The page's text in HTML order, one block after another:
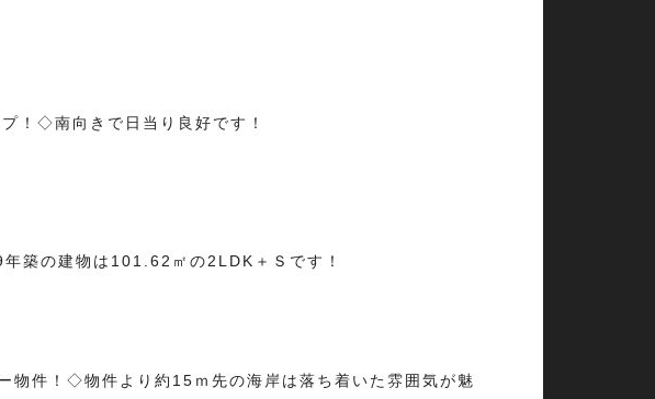
！◇南向きで日当り良好です！
築の建物は101.62㎡の2LDK＋Ｓです！
物件！◇物件より約15ｍ先の海岸は落ち着いた雰囲気が魅